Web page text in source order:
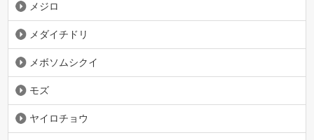
メジロ
メダイチドリ
メボソムシクイ
モズ
ヤイロチョウ